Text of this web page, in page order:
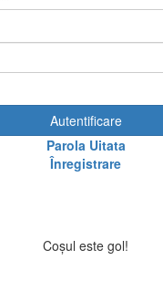
Autentificare
Parola Uitata
Înregistrare
Coșul este gol!